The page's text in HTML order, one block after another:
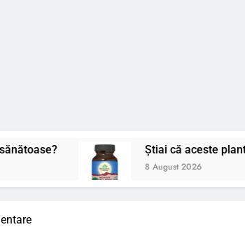
Știai că aceste plante pot
8 August 2026